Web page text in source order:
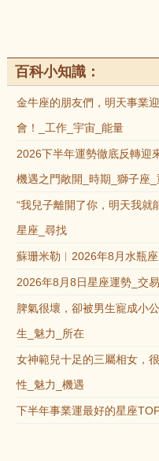
百科小知識：
金牛座的朋友們，明天事業
會！_工作_宇宙_能量
2026下半年運勢徹底反轉迎
機遇之門敞開_時期_獅子座_
“我兒子離開了你，明天我就
星座_尋找
蘇珊米勒︱2026年8月水瓶
2026年8月8日星座運勢_交
脾氣很壞，卻被男生寵成小
生_魅力_所在
女神範兒十足的三屬相女，
性_魅力_機遇
下半年事業運最好的星座